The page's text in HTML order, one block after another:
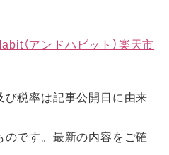
（アンドハビット）楽天市
税率は記事公開日に由来
です。最新の内容をご確